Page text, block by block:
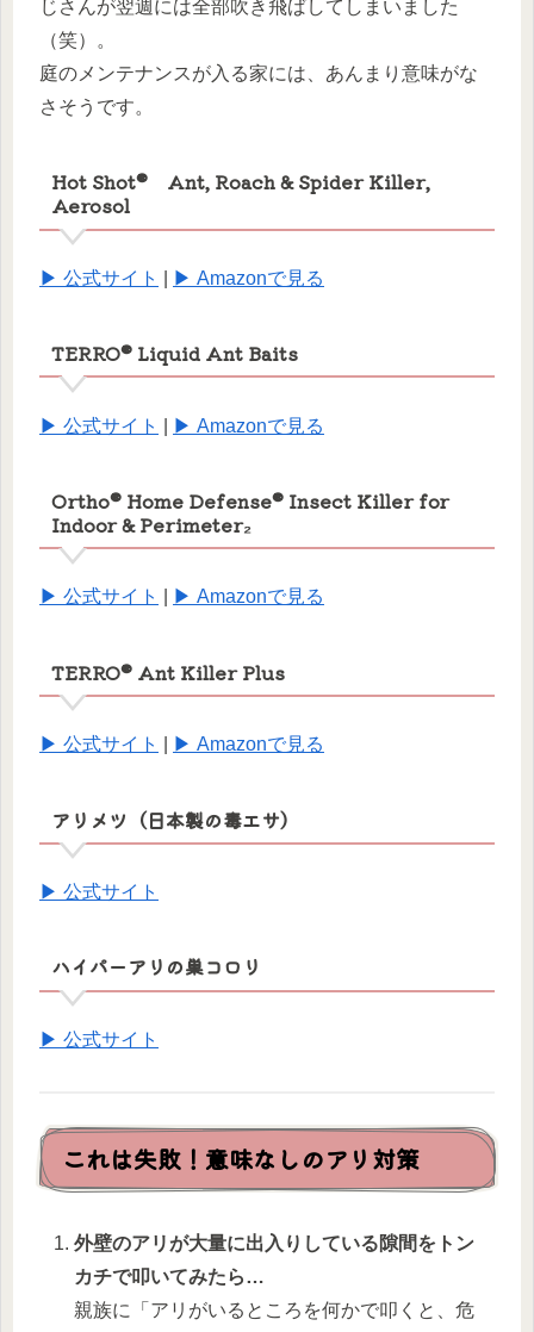
じさんが翌週には全部吹き飛ばしてしまいました
（笑）。
庭のメンテナンスが入る家には、あんまり意味がな
さそうです。
Hot Shot® Ant, Roach & Spider Killer,
Aerosol
▶ 公式サイト ▶ Amazonで見る
TERRO® Liquid Ant Baits
▶ 公式サイト ▶ Amazonで見る
Ortho® Home Defense® Insect Killer for
Indoor & Perimeter₂
▶ 公式サイト ▶ Amazonで見る
TERRO® Ant Killer Plus
▶ 公式サイト ▶ Amazonで見る
アリメツ（日本製の毒エサ）
▶ 公式サイト
ハイパーアリの巣コロリ
▶ 公式サイト
これは失敗！意味なしのアリ対策
外壁のアリが大量に出入りしている隙間をトン
カチで叩いてみたら…
親族に「アリがいるところを何かで叩くと、危